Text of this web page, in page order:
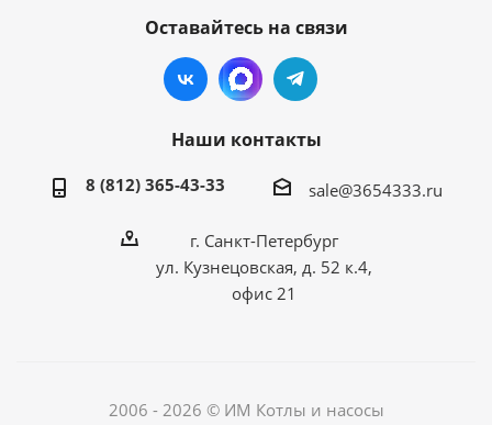
Оставайтесь на связи
Наши контакты
8 (812) 365-43-33 sale@3654333.ru
г. Санкт-Петербург
ул. Кузнецовская, д. 52 к.4,
офис 21
2006 - 2026 © ИМ Котлы и насосы